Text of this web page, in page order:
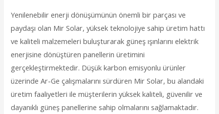
Yenilenebilir enerji dönüşümünün önemli bir parçası ve
paydaşı olan Mir Solar, yüksek teknolojiye sahip üretim hattı
ve kaliteli malzemeleri buluşturarak güneş ışınlarını elektrik
enerjisine dönüştüren panellerin üretimini
gerçekleştirmektedir. Düşük karbon emisyonlu ürünler
üzerinde Ar-Ge çalışmalarını sürdüren Mir Solar, bu alandaki
üretim faaliyetleri ile müşterilerin yüksek kaliteli, güvenilir ve
dayanıklı güneş panellerine sahip olmalarını sağlamaktadır.